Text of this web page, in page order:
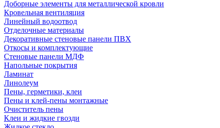
Доборные элементы для металлической кровли
Кровельная вентиляция
Линейный водоотвод
Отделочные материалы
Декоративные стеновые панели ПВХ
Откосы и комплектующие
Стеновые панели МДФ
Напольные покрытия
Ламинат
Линолеум
Пены, герметики, клеи
Пены и клей-пены монтажные
Очиститель пены
Клеи и жидкие гвозди